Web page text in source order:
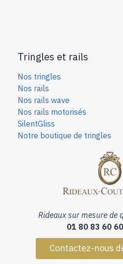
Tringles et rails
Nos tringles
Nos rails
Nos rails wave
Nos rails motorisés
SilentGliss
Notre boutique de tringles
Rideaux sur mesure de
01 80 83 60 60
Contactez-nous